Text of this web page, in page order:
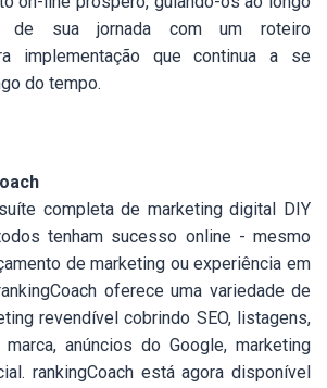
de sua jornada com um roteiro
implementação que continua a se
do tempo.
completa de marketing digital DIY
tenham sucesso online - mesmo
de marketing ou experiência em
oferece uma variedade de
revendível cobrindo SEO, listagens,
anúncios do Google, marketing
rankingCoach está agora disponível